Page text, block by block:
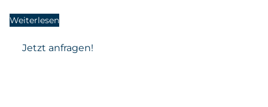
Weiterlesen
Jetzt anfragen!